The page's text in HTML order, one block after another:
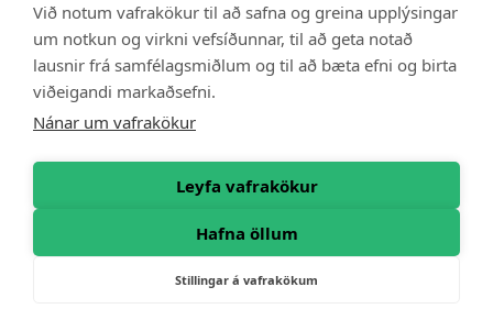
Við notum vafrakökur til að safna og greina upplýsingar
um notkun og virkni vefsíðunnar, til að geta notað
lausnir frá samfélagsmiðlum og til að bæta efni og birta
viðeigandi markaðsefni.
Nánar um vafrakökur
Leyfa vafrakökur
Hafna öllum
Stillingar á vafrakökum